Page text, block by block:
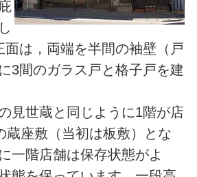
面は，両端を半間の袖壁（戸
3間のガラス戸と格子戸を建
見世蔵と同じように1階が店
蔵座敷（当初は板敷）とな
一階店舗は保存状態がよ